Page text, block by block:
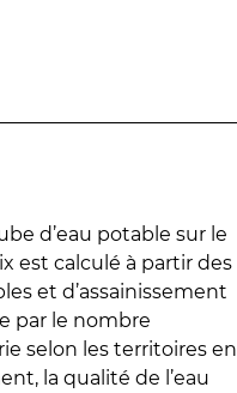
d’eau potable sur le
est calculé à partir des
et d’assainissement
par le nombre
selon les territoires en
la qualité de l’eau